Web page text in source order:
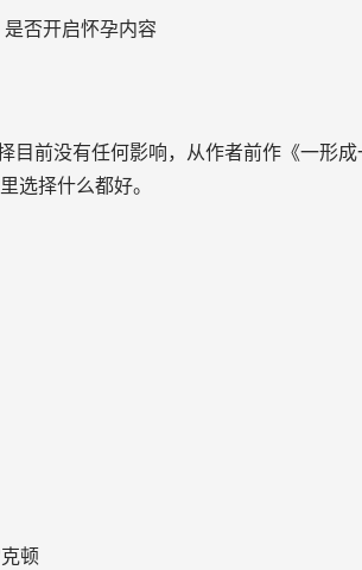
是否开启怀孕内容
目前没有任何影响，从作者前作《一形
选择什么都好。
顿